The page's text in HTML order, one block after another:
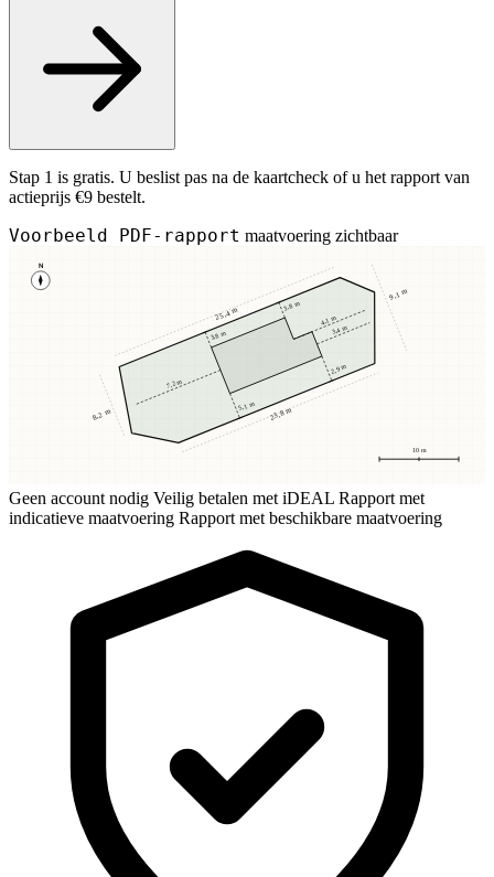
Stap 1 is gratis. U beslist pas na de kaartcheck of u het rapport van
actieprijs €9 bestelt.
Voorbeeld PDF-rapport maatvoering zichtbaar
N
10 m
3,8 m
3,8 m
5,1 m
2,9 m
7,2 m
3,4 m
4,1 m
25,4 m
23,8 m
8,2 m
9,1 m
Geen account nodig Veilig betalen met iDEAL Rapport met
indicatieve maatvoering Rapport met beschikbare maatvoering